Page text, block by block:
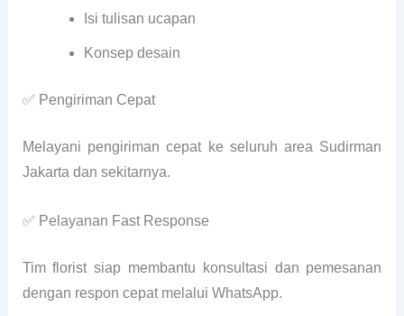
Isi tulisan ucapan
Konsep desain
✅ Pengiriman Cepat
Melayani pengiriman cepat ke seluruh area Sudirman
Jakarta dan sekitarnya.
✅ Pelayanan Fast Response
Tim florist siap membantu konsultasi dan pemesanan
dengan respon cepat melalui WhatsApp.